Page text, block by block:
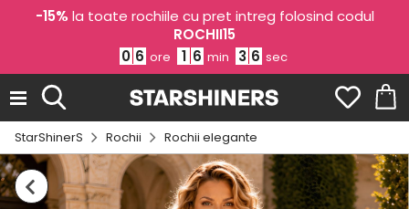
-15% la toate rochiile cu pret intreg folosind codul
ROCHII15
0 6 ore 1 6 min 3 6 sec
StarShinerS Rochii Rochii elegante